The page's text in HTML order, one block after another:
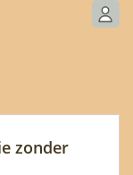
zonder